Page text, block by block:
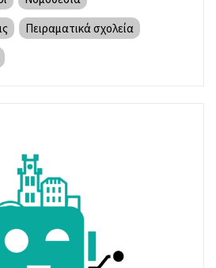
Πειραματικά σχολεία